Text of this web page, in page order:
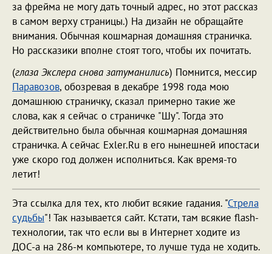
за фрейма не могу дать точный адрес, но этот рассказ
в самом верху страницы.) На дизайн не обращайте
внимания. Обычная кошмарная домашняя страничка.
Но рассказики вполне стоят того, чтобы их почитать.
(глаза Экслера снова затуманились) Помнится, мессир
Паравозов, обозревая в декабре 1998 года мою
домашнюю страничку, сказал примерно такие же
слова, как я сейчас о страничке "Шу". Тогда это
действительно была обычная кошмарная домашняя
страничка. А сейчас Exler.Ru в его нынешней ипостаси
уже скоро год должен исполниться. Как время-то
летит!
Эта ссылка для тех, кто любит всякие гадания. "Стрела
судьбы"! Так называется сайт. Кстати, там всякие flash-
технологии, так что если вы в Интернет ходите из
ДОС-а на 286-м компьютере, то лучше туда не ходить.